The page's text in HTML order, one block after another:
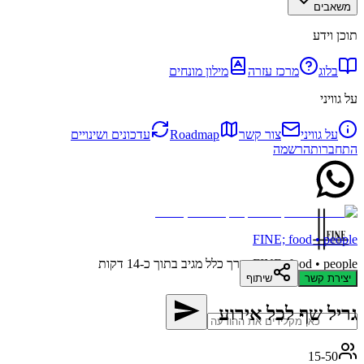
משאבים
תוכן וידע
בלוג מרכז עזרה
מילון מונחים
על גוויני
על גוויני צור קשר Roadmap
עדכונים ושינויים
התחברותהרשמה
FINE; food • peopleבדרך כלל מגיב בתוך כ-14 דקות
FINE; food • people
יצירת קשר שיתוף
גריל שף לכל אירוע
15-50